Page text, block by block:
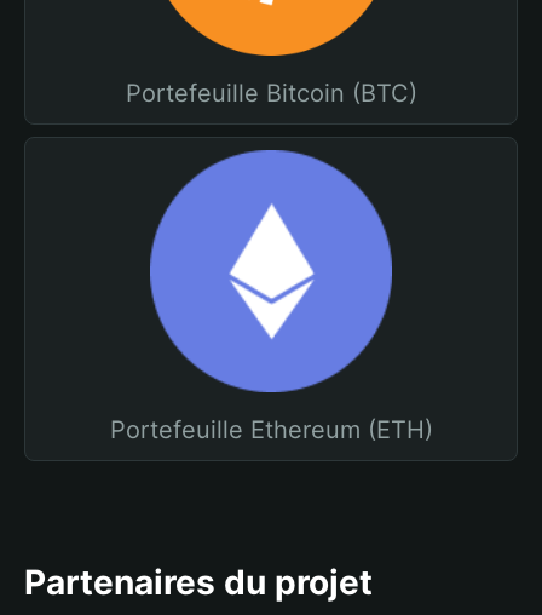
Portefeuille Bitcoin (BTC)
Portefeuille Ethereum (ETH)
Partenaires du projet